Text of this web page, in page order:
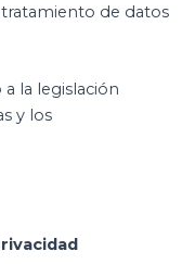
de datos
la legislación
y los